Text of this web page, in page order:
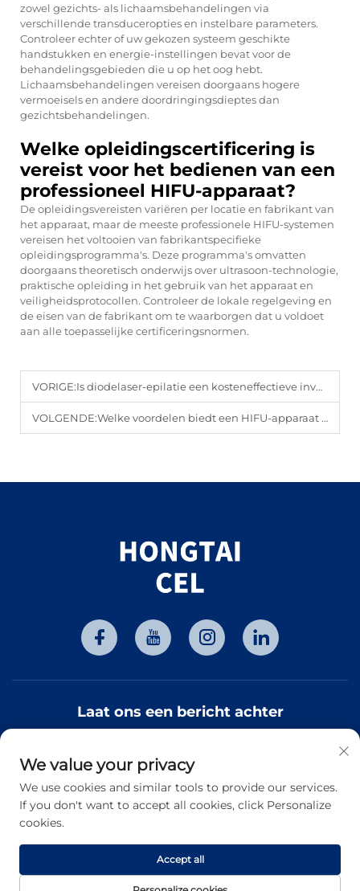
zowel gezichts- als lichaamsbehandelingen via
verschillende transduceropties en instelbare parameters.
Controleer echter of uw gekozen systeem geschikte
handstukken en energie-instellingen bevat voor de
behandelingsgebieden die u op het oog hebt.
Lichaamsbehandelingen vereisen doorgaans hogere
vermoeisels en andere doordringingsdieptes dan
gezichtsbehandelingen.
Welke opleidingscertificering is
vereist voor het bedienen van een
professioneel HIFU-apparaat?
De opleidingsvereisten variëren per locatie en fabrikant van
het apparaat, maar de meeste professionele HIFU-systemen
vereisen het voltooien van fabrikantspecifieke
opleidingsprogramma's. Deze programma's omvatten
doorgaans theoretisch onderwijs over ultrasoon-technologie,
praktische opleiding in het gebruik van het apparaat en
veiligheidsprotocollen. Controleer de lokale regelgeving en
de eisen van de fabrikant om te waarborgen dat u voldoet
aan alle toepasselijke certificeringsnormen.
VORIGE:Is diodelaser-epilatie een kosteneffectieve investering voor salons?
VOLGENDE:Welke voordelen biedt een HIFU-apparaat voor niet-invasieve behandelingen?
Laat ons een bericht achter
Abonneren
We value your privacy
We use cookies and similar tools to provide our services.
If you don't want to accept all cookies, click Personalize
cookies.
Accept all